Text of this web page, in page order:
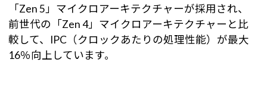
「Zen 5」マイクロアーキテクチャーが採用され、
前世代の「Zen 4」マイクロアーキテクチャーと比
較して、IPC（クロックあたりの処理性能）が最大
16％向上しています。